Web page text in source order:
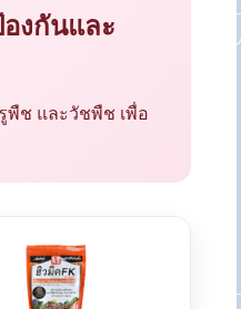
งกันและ
ช และวัชพืช เพื่อ